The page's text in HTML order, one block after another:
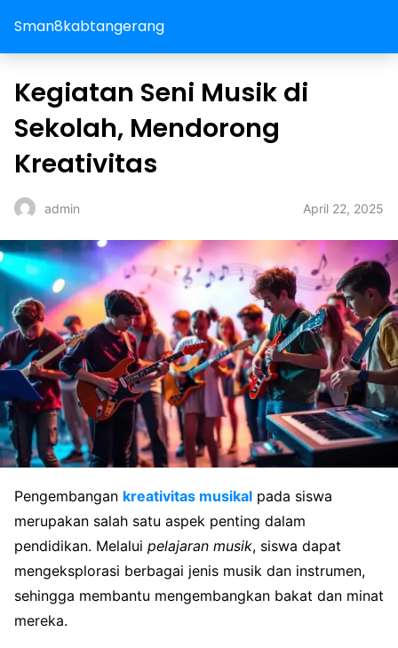
Sman8kabtangerang
Kegiatan Seni Musik di
Sekolah, Mendorong
Kreativitas
admin April 22, 2025
Pengembangan kreativitas musikal pada siswa
merupakan salah satu aspek penting dalam
pendidikan. Melalui pelajaran musik, siswa dapat
mengeksplorasi berbagai jenis musik dan instrumen,
sehingga membantu mengembangkan bakat dan minat
mereka.